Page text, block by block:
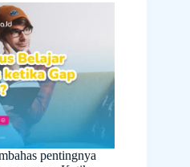
pentingnya